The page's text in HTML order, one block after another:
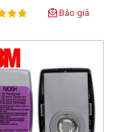
Rating: Báo giá